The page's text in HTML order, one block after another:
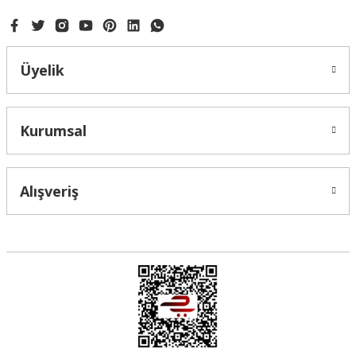
Üyelik
Kurumsal
Alışveriş